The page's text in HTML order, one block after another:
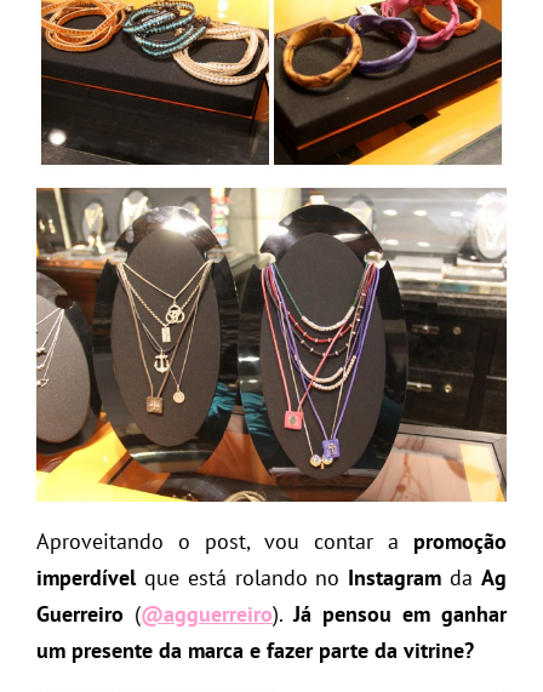
Aproveitando o post, vou contar a promoção
imperdívelque está rolando no Instagram daAg
Guerreiro (@agguerreiro). Já pensou em ganhar
um presente da marca e fazer parte da vitrine?